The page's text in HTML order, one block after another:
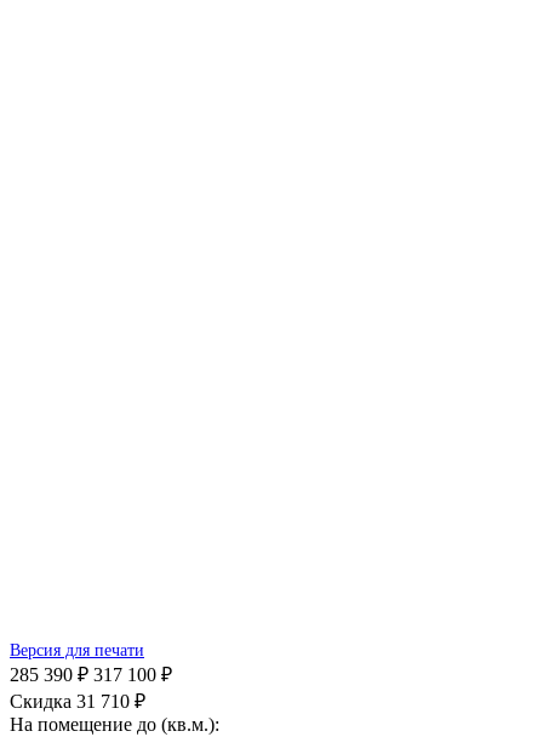
Версия для печати
285 390 ₽ 317 100 ₽
Скидка 31 710 ₽
На помещение до (кв.м.):